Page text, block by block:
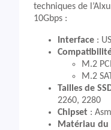
techniques de
10Gbps :
Interface :
M.2
M.2
Tailles de
2260, 2280
Chipset :
Matériau